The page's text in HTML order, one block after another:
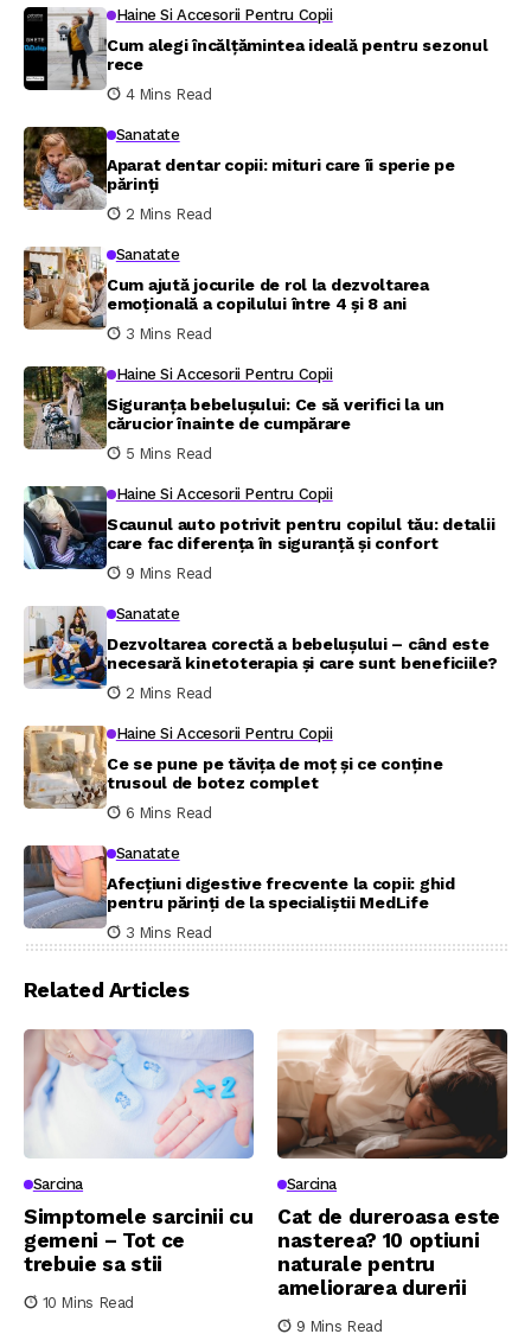
Haine Si Accesorii Pentru Copii
Cum alegi încălțămintea ideală pentru sezonul
rece
4 Mins Read
Sanatate
Aparat dentar copii: mituri care îi sperie pe
părinți
2 Mins Read
Sanatate
Cum ajută jocurile de rol la dezvoltarea
emoțională a copilului între 4 și 8 ani
3 Mins Read
Haine Si Accesorii Pentru Copii
Siguranța bebelușului: Ce să verifici la un
cărucior înainte de cumpărare
5 Mins Read
Haine Si Accesorii Pentru Copii
Scaunul auto potrivit pentru copilul tău: detalii
care fac diferența în siguranță și confort
9 Mins Read
Sanatate
Dezvoltarea corectă a bebelușului – când este
necesară kinetoterapia și care sunt beneficiile?
2 Mins Read
Haine Si Accesorii Pentru Copii
Ce se pune pe tăvița de moț și ce conține
trusoul de botez complet
6 Mins Read
Sanatate
Afecțiuni digestive frecvente la copii: ghid
pentru părinți de la specialiștii MedLife
3 Mins Read
Related Articles
Sarcina
Simptomele sarcinii cu
gemeni – Tot ce
trebuie sa stii
10 Mins Read
Sarcina
Cat de dureroasa este
nasterea? 10 optiuni
naturale pentru
ameliorarea durerii
9 Mins Read